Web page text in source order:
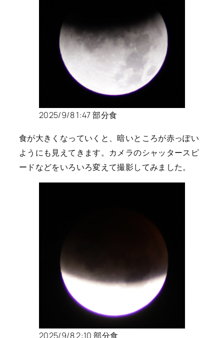
2025/9/8 1:47 部分食
食が大きくなっていくと、暗いところが赤っぽい
ようにも見えてきます。カメラのシャッタースピ
ードなどをいろいろ変えて撮影してみました。
2025/9/8 2:10 部分食